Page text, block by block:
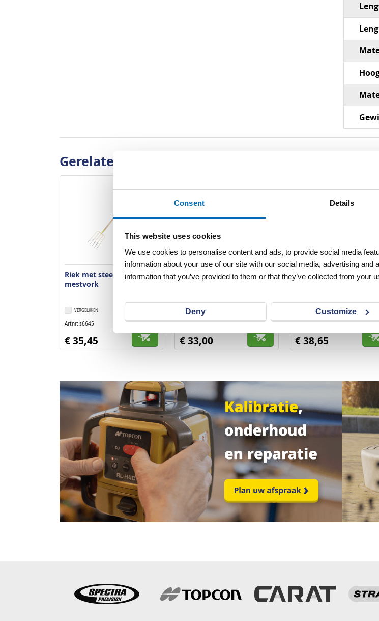
Consent Details
This website uses cookies
We use cookies to personalise content and ads, to provide social media
information about your use of our site with our social media, advertising
information that you’ve provided to them or that they’ve collected from your
Deny Customize
Gerelateerde producten
Riek met steel 130 5-tands
mestvork
VERGELIJKEN
Artnr s6645 excl. btw
€ 35,45
Riek met steel 130 4-tands
mestvork
VERGELIJKEN
Artnr s6589 excl. btw
€ 33,00
Riek met steel 85 5-
VERGELIJKEN
Artnr s6593 excl.
€ 38,65